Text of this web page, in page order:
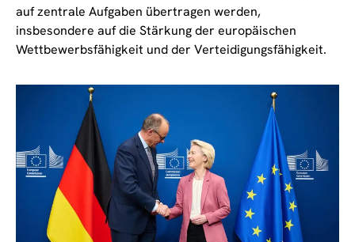
auf zentrale Aufgaben übertragen werden,
insbesondere auf die Stärkung der europäischen
Wettbewerbsfähigkeit und der Verteidigungsfähigkeit.